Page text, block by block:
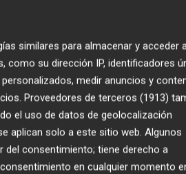
error de Berrettini. Y a
a la línea latera.
dejar muerta la bola
incansable, se hizo
Tuvo que salvar dos
similares para almacenar y acceder
su dirección IP, identificadores
medir anuncios y
Proveedores de terceros (1913)
el uso de datos de geolocalización
aplican solo a este sitio web. Algunos
del consentimiento; tiene derecho a
en cualquier momento